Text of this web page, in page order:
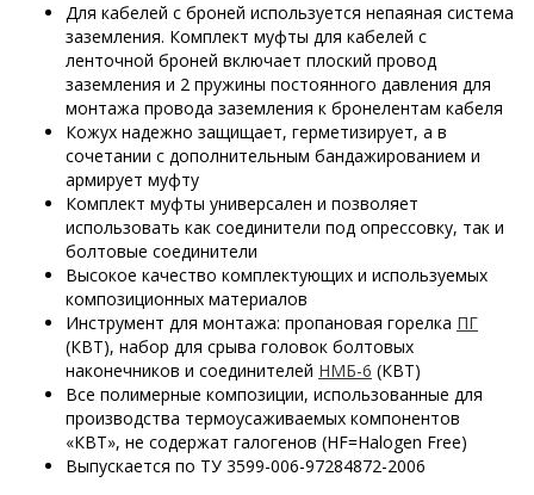
Для кабелей с броней используется непаяная система
заземления. Комплект муфты для кабелей с
ленточной броней включает плоский провод
заземления и 2 пружины постоянного давления для
монтажа провода заземления к бронелентам кабеля
Кожух надежно защищает, герметизирует, а в
сочетании с дополнительным бандажированием и
армирует муфту
Комплект муфты универсален и позволяет
использовать как соединители под опрессовку, так и
болтовые соединители
Высокое качество комплектующих и используемых
композиционных материалов
Инструмент для монтажа: пропановая горелка ПГ
(КВТ), набор для срыва головок болтовых
наконечников и соединителей НМБ-6 (КВТ)
Все полимерные композиции, использованные для
производства термоусаживаемых компонентов
«КВТ», не содержат галогенов (HF=Halogen Free)
Выпускается по ТУ 3599-006-97284872-2006